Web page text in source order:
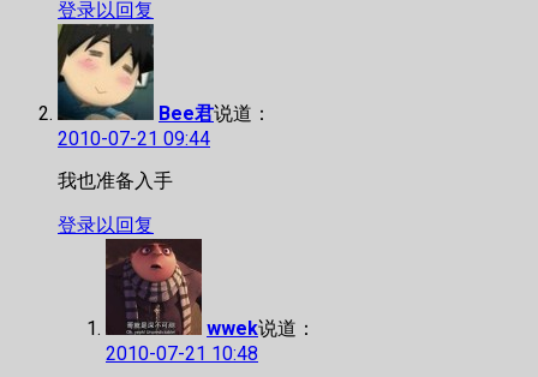
登录以回复
Bee君说道：
2010-07-21 09:44
我也准备入手
登录以回复
wwek说道：
2010-07-21 10:48